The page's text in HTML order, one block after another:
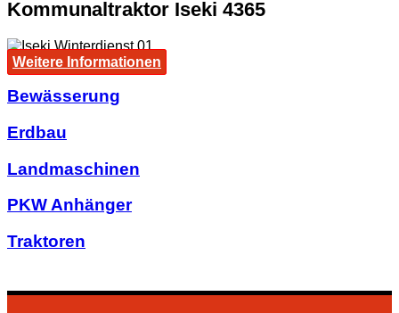
Kommunaltraktor Iseki 4365
Weitere Informationen
Bewässerung
Erdbau
Landmaschinen
PKW Anhänger
Traktoren